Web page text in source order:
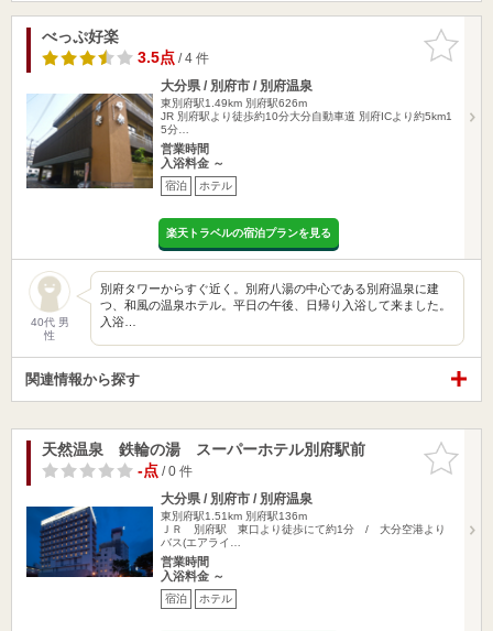
お気に入
りに追加
べっぷ好楽
3.5点/ 4 件
大分県 / 別府市 / 別府温泉
東別府駅1.49km 別府駅626m
JR 別府駅より徒歩約10分大分自動車道 別府ICより約5km1
5分…
営業時間
入浴料金 ～
宿泊 ホテル
楽天トラベルの宿泊プランを見る
40代 男
性
別府タワーからすぐ近く。別府八湯の中心である別府温泉に建
つ、和風の温泉ホテル。平日の午後、日帰り入浴して来ました。
入浴…
関連情報から探す
お気に入
りに追加
天然温泉 鉄輪の湯 スーパーホテル別府駅前
-点/ 0 件
大分県 / 別府市 / 別府温泉
東別府駅1.51km 別府駅136m
ＪＲ 別府駅 東口より徒歩にて約1分 / 大分空港より
バス(エアライ…
営業時間
入浴料金 ～
宿泊 ホテル